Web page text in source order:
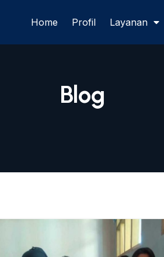
Home Profil Layanan
Blog